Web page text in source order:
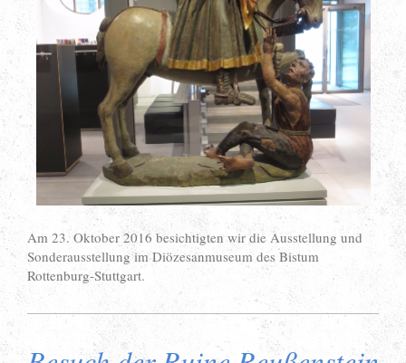
Am 23. Oktober 2016 besichtigten wir die Ausstellung und
Sonderausstellung im Diözesanmuseum des Bistum
Rottenburg-Stuttgart.